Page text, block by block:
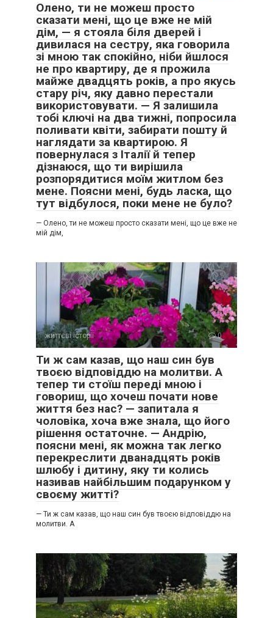
Олено, ти не можеш просто
сказати мені, що це вже не мій
дім, — я стояла біля дверей і
дивилася на сестру, яка говорила
зі мною так спокійно, ніби йшлося
не про квартиру, де я прожила
майже двадцять років, а про якусь
стару річ, яку давно перестали
використовувати. — Я залишила
тобі ключі на два тижні, попросила
поливати квіти, забирати пошту й
наглядати за квартирою. Я
повернулася з Італії й тепер
дізнаюся, що ти вирішила
розпорядитися моїм житлом без
мене. Поясни мені, будь ласка, що
тут відбулося, поки мене не було?
— Олено, ти не можеш просто сказати мені, що це вже не
мій дім,
життєві історії 0
Ти ж сам казав, що наш син був
твоєю відповіддю на молитви. А
тепер ти стоїш переді мною і
говориш, що хочеш почати нове
життя без нас? — запитала я
чоловіка, хоча вже знала, що його
рішення остаточне. — Андрію,
поясни мені, як можна так легко
перекреслити дванадцять років
шлюбу і дитину, яку ти колись
називав найбільшим подарунком у
своєму житті?
— Ти ж сам казав, що наш син був твоєю відповіддю на
молитви. А